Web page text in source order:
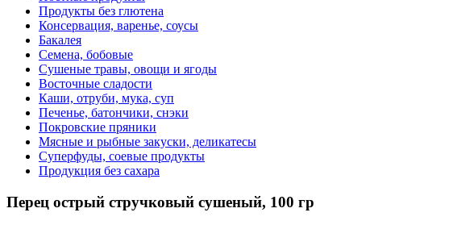
Продукты без глютена
Консервация, варенье, соусы
Бакалея
Семена, бобовые
Сушеные травы, овощи и ягоды
Восточные сладости
Каши, отруби, мука, суп
Печенье, батончики, снэки
Покровские пряники
Мясные и рыбные закуски, деликатесы
Суперфуды, соевые продукты
Продукция без сахара
Перец острый стручковый сушеный, 100 гр